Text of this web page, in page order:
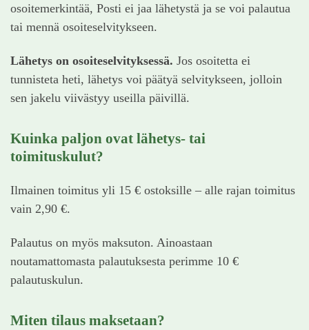
osoitemerkintää, Posti ei jaa lähetystä ja se voi palautua
tai mennä osoiteselvitykseen.
Lähetys on osoiteselvityksessä. Jos osoitetta ei
tunnisteta heti, lähetys voi päätyä selvitykseen, jolloin
sen jakelu viivästyy useilla päivillä.
Kuinka paljon ovat lähetys- tai
toimituskulut?
Ilmainen toimitus yli 15 € ostoksille – alle rajan toimitus
vain 2,90 €.
Palautus on myös maksuton. Ainoastaan
noutamattomasta palautuksesta perimme 10 €
palautuskulun.
Miten tilaus maksetaan?